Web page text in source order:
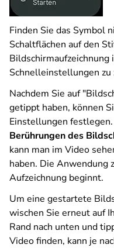
Finden Sie das Symbol
Schaltflächen auf den
Bildschirmaufzeichnung
Schnelleinstellungen zu
Nachdem Sie auf
getippt haben, können
Einstellungen
Berührungen des
kann man im Video
haben. Die Anwendung
Aufzeichnung beginnt.
Um eine gestartete
wischen Sie erneut auf
Rand nach unten und
Video finden, kann je